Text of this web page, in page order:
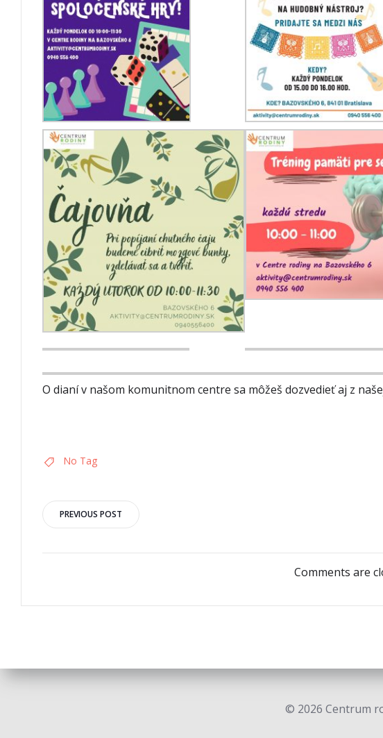
O dianí v našom komunitnom centre sa môžeš dozvedieť aj z
No Tag
PREVIOUS POST
Comments are
© 2026 Centrum